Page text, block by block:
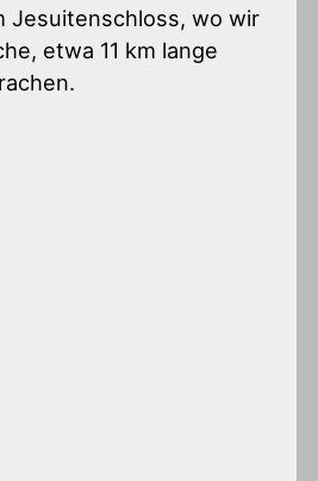
Jesuitenschloss, wo wir
etwa 11 km lange